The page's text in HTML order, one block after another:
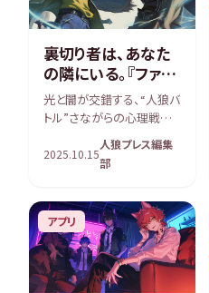
裏切り者は、あなた
の隣にいる。『ファイ
アーエムブレム シャ
ドウズ』新章「優しい
光と闇が交錯する、“人狼バ
トル”さながらの心理戦が
開幕 任天堂のスマートフォ
ン向けアプリ『ファイアーエ
ムブレム シャドウズ』にて、
配信開始されました。本作
は、“光の神”と“闇の神”が
終わりなき戦 […]
2025.10.15
人狼プレス編集
部
アプリ